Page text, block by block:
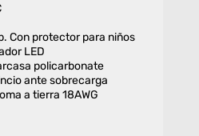
Con protector para niños
LED
policarbonate
ante sobrecarga
a tierra 18AWG